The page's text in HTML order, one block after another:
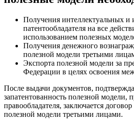
Получения интеллектуальных и
патентообладателя на все
использованием полезных
Получения денежного
полезной модели третьими
Экспорта полезной модели за
Федерации в целях освоения
После выдачи документов,
запатентованность полезной модели,
правообладателя, заключается
полезной модели третьими лицами.